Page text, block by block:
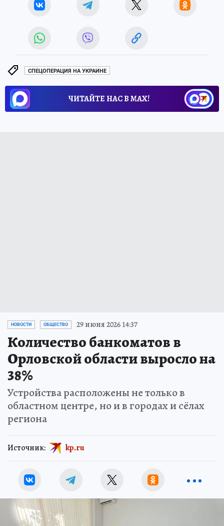
СПЕЦОПЕРАЦИЯ НА УКРАИНЕ
ЧИТАЙТЕ НАС В МАХ!
НОВОСТИ ОБЩЕСТВО 29 июня 2026 14:37
Количество банкоматов в
Орловской области выросло на
38%
Устройства расположены не только в
областном центре, но и в городах и сёлах
региона
Источник: kp.ru